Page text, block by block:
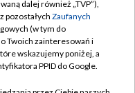
dalej również „TVP”),
pozostałych Zaufanych
(w tym do
Twoich zainteresowań i
wskazujemy poniżej, a
PPID do Google.